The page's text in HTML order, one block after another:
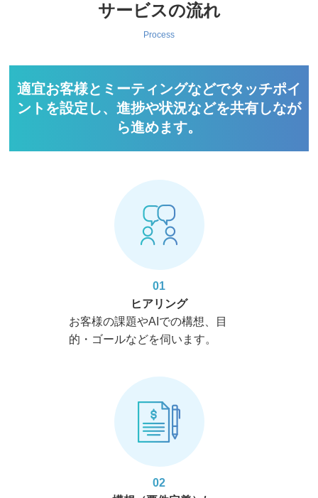
サービスの流れ
Process
適宜お客様とミーティングなどでタッチポイ
ントを設定し、進捗や状況などを共有しなが
ら進めます。
01
ヒアリング
お客様の課題やAIでの構想、目
的・ゴールなどを伺います。
02